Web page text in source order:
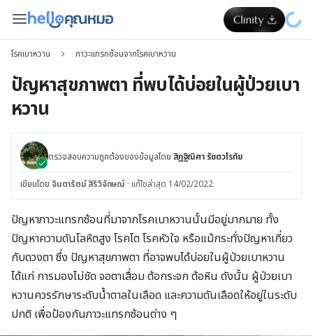
โรคเบาหวาน ภาวะแทรกซ้อนจากโรคเบาหวาน
ปัญหาสุขภาพตา ที่พบได้บ่อยในผู้ป่วยเบา
หวาน
ตรวจสอบความถูกต้องของข้อมูลโดย สิฏฐิณิศา รัชตวโรทัย
เขียนโดย จินดารัตน์ สิริวิจักษณ์ · แก้ไขล่าสุด 14/02/2022
ปัญหาภาวะแทรกซ้อนที่มาจากโรคเบาหวานนั้นมีอยู่มากมาย ทั้ง
ปัญหาความดันโลหิตสูง โรคไต โรคหัวใจ หรือแม้กระทั่งปัญหาเกี่ยว
กับดวงตา ซึ่ง ปัญหาสุขภาพตา ที่อาจพบได้บ่อยในผู้ป่วยเบาหวาน
ได้แก่ การมองไม่ชัด จอตาเสื่อม ต้อกระจก ต้อหิน ดังนั้น ผู้ป่วยเบา
หวานควรรักษาระดับน้ำตาลในเลือด และความดันเลือดให้อยู่ในระดับ
ปกติ เพื่อป้องกันภาวะแทรกซ้อนต่าง ๆ